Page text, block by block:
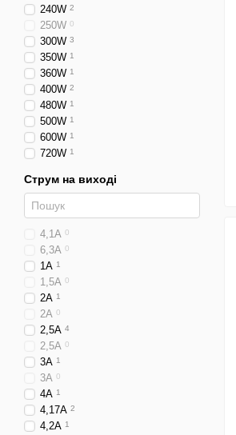
240W 2
250W 0
300W 3
350W 1
360W 1
400W 2
480W 1
500W 1
600W 1
720W 1
Струм на виході
4,1А 0
6,3А 0
1А 1
1,5A 0
2A 1
2А 0
2,5A 4
2,5А 0
3A 1
3А 0
4A 1
4,17A 2
4,2A 1